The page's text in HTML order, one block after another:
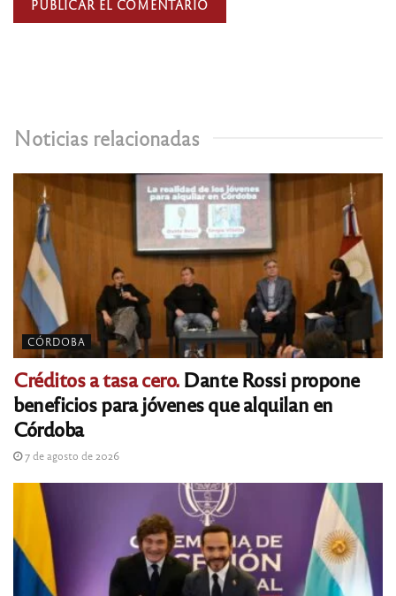
Noticias relacionadas
CÓRDOBA
Créditos a tasa cero.Dante Rossi propone
beneficios para jóvenes que alquilan en
Córdoba
7 de agosto de 2026